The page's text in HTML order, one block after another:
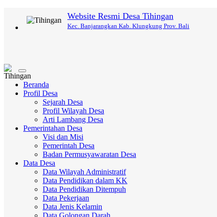
Website Resmi Desa Tihingan
Kec. Banjarangkan Kab. Klungkung Prov. Bali
Toggle
navigation
Beranda
Profil Desa
Sejarah Desa
Profil Wilayah Desa
Arti Lambang Desa
Pemerintahan Desa
Visi dan Misi
Pemerintah Desa
Badan Permusyawaratan Desa
Data Desa
Data Wilayah Administratif
Data Pendidikan dalam KK
Data Pendidikan Ditempuh
Data Pekerjaan
Data Jenis Kelamin
Data Golongan Darah